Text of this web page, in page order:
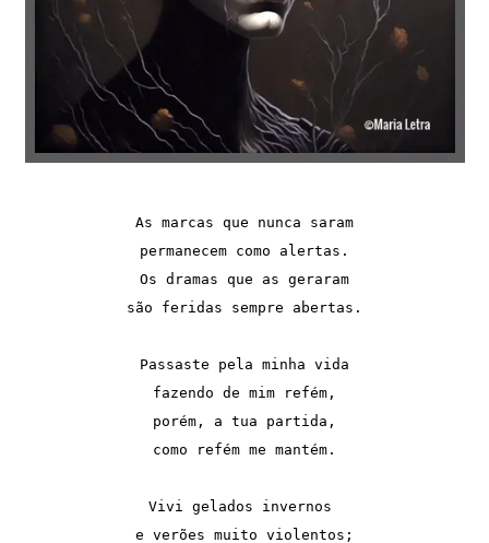
As marcas que nunca saram
permanecem como alertas.
Os dramas que as geraram
são feridas sempre abertas.
Passaste pela minha vida
fazendo de mim refém,
porém, a tua partida,
como refém me mantém.
Vivi gelados invernos
e verões muito violentos;